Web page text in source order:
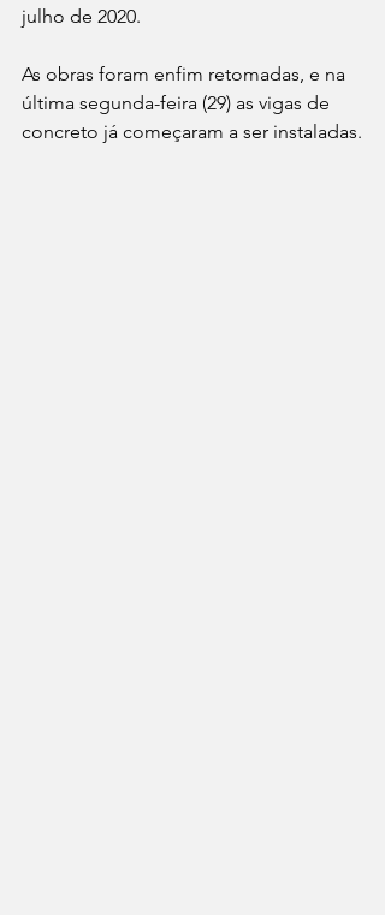
julho de 2020.
As obras foram enfim retomadas, e na
última segunda-feira (29) as vigas de
concreto já começaram a ser instaladas.